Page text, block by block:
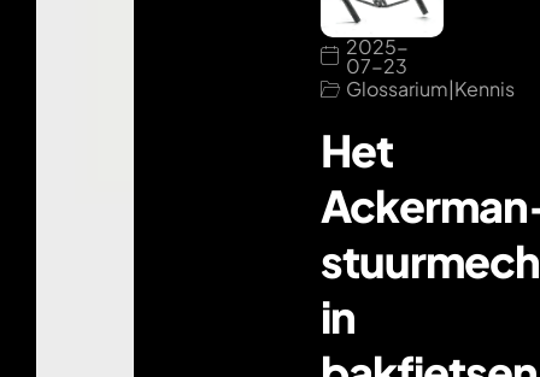
2025-
07-23
Glossarium|Kennis
Het
in